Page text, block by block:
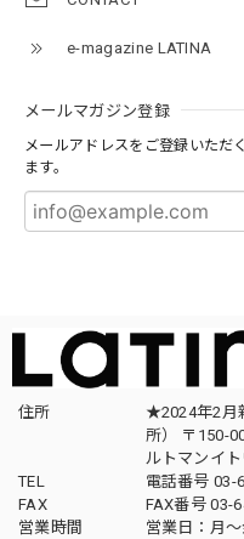
e-magazine LATINA
メールマガジン登録
メールアドレスをご登録いただ
ます。
住所
★2024年2月
所） 〒150-
ルトマンイ
TEL
電話番号 03-
FAX
FAX番号 03-
営業時間
営業日：月